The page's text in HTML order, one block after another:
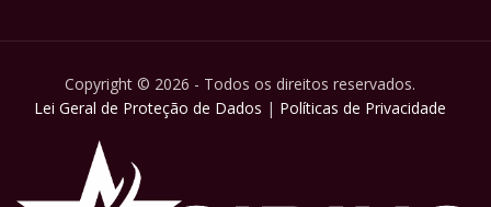
Copyright © 2026 - Todos os direitos reservados.
Lei Geral de Proteção de Dados | Políticas de Privacidade